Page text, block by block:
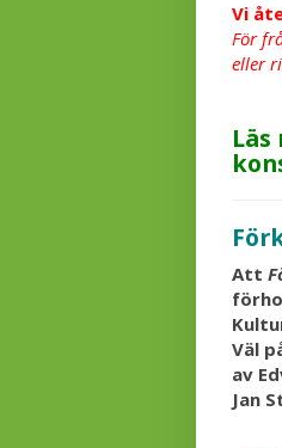
Vi
För
eller
Att
Väl
av
Jan